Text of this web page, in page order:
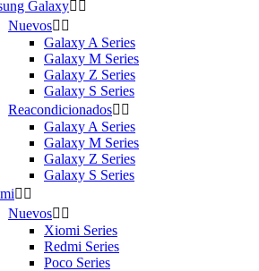
Galaxy 
Nuevos 
Galaxy A Series
Galaxy M Series
Galaxy Z Series
Galaxy S Series
Reacondicionados 
Galaxy A Series
Galaxy M Series
Galaxy Z Series
Galaxy S Series
 
Nuevos 
Xiomi Series
Redmi Series
Poco Series